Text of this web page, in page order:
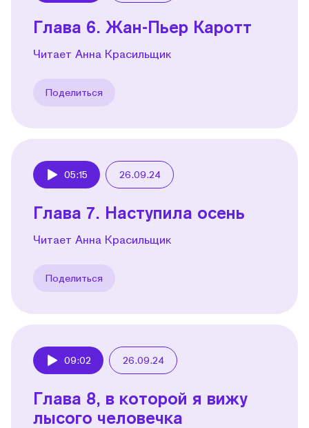
Глава 6. Жан-Пьер Каротт
Читает Анна Красильщик
Поделиться
05:15 26.09.24
Глава 7. Наступила осень
Читает Анна Красильщик
Поделиться
09:02 26.09.24
Глава 8, в которой я вижу
лысого человечка